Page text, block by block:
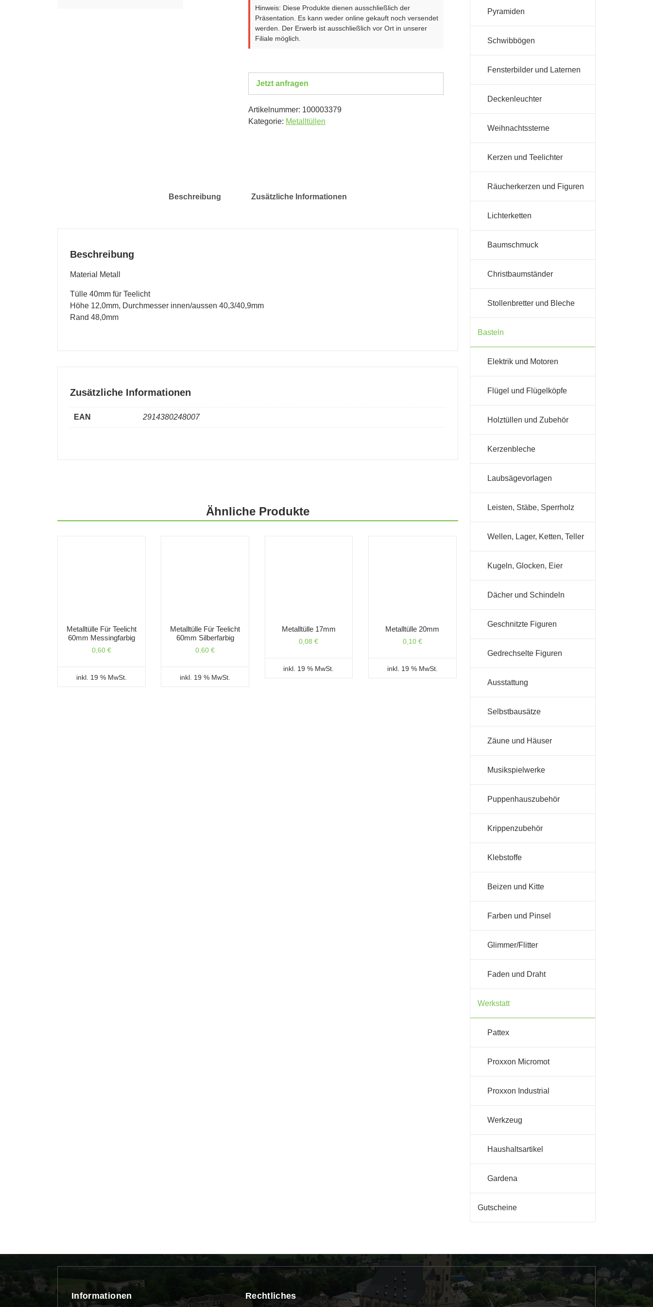
Hinweis: Diese Produkte dienen ausschließlich der
Präsentation. Es kann weder online gekauft noch versendet
werden. Der Erwerb ist ausschließlich vor Ort in unserer
Filiale möglich.
Jetzt anfragen
Artikelnummer: 100003379
Kategorie: Metalltüllen
Beschreibung Zusätzliche Informationen
Beschreibung
Material Metall
Tülle 40mm für Teelicht
Höhe 12,0mm, Durchmesser innen/aussen 40,3/40,9mm
Rand 48,0mm
Zusätzliche Informationen
EAN 2914380248007
Ähnliche Produkte
Metalltülle Für Teelicht
60mm Messingfarbig
0,60 €
inkl. 19 % MwSt.
Metalltülle Für Teelicht
60mm Silberfarbig
0,60€
inkl. 19 % MwSt.
Metalltülle 17mm
0,08€
inkl. 19 % MwSt.
Metalltülle 20mm
0,10 €
inkl. 19 % MwSt.
Pyramiden
Schwibbögen
Fensterbilder und Laternen
Deckenleuchter
Weihnachtssterne
Kerzen und Teelichter
Räucherkerzen und Figuren
Lichterketten
Baumschmuck
Christbaumständer
Stollenbretter und Bleche
Basteln
Elektrik und Motoren
Flügel und Flügelköpfe
Holztüllen und Zubehör
Kerzenbleche
Laubsägevorlagen
Leisten, Stäbe, Sperrholz
Wellen, Lager, Ketten, Teller
Kugeln, Glocken, Eier
Dächer und Schindeln
Geschnitzte Figuren
Gedrechselte Figuren
Ausstattung
Selbstbausätze
Zäune und Häuser
Musikspielwerke
Puppenhauszubehör
Krippenzubehör
Klebstoffe
Beizen und Kitte
Farben und Pinsel
Glimmer/Flitter
Faden und Draht
Werkstatt
Pattex
Proxxon Micromot
Proxxon Industrial
Werkzeug
Haushaltsartikel
Gardena
Gutscheine
Informationen Rechtliches